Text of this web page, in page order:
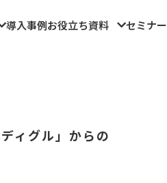
導入事例お役立ち資料 セミナ
ィグル」からの